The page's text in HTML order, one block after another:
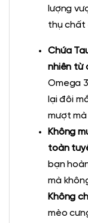
lượng
thụ chất
Chứa
nhiên từ
Omega
lại đôi
mượt mà
Không
toàn
bạn
mà
Không
mèo